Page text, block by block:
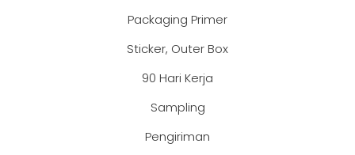
Packaging Primer
Sticker, Outer Box
90 Hari Kerja
Sampling
Pengiriman